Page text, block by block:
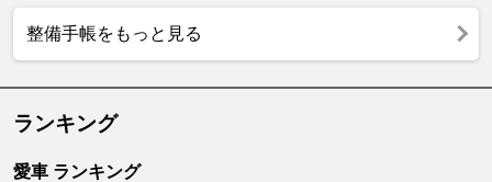
整備手帳をもっと見る
ランキング
愛車 ランキング